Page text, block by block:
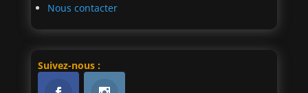
Nous contacter
Suivez-nous :